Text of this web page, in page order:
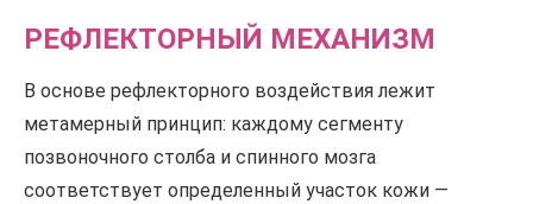
РЕФЛЕКТОРНЫЙ МЕХАНИЗМ
В основе рефлекторного воздействия лежит
метамерный принцип: каждому сегменту
позвоночного столба и спинного мозга
соответствует определенный участок кожи —